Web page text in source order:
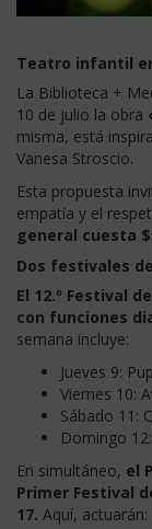
Teatro infantil
La Biblioteca +
10 de julio la obra
misma, está
Vanesa Stroscio.
Esta propuesta
empatía y el
general cuesta
Dos festivales
El 12.º Festival
con funciones
semana incluye:
Jueves 9:
Viernes 10:
Sábado 11:
Domingo
En simultáneo, el
Primer Festival
17. Aquí, actuarán: